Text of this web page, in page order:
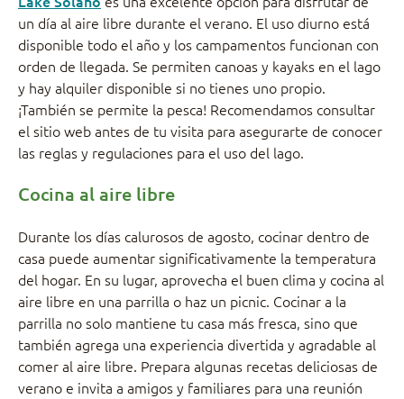
un día al aire libre durante el verano. El uso diurno está
disponible todo el año y los campamentos funcionan con
orden de llegada. Se permiten canoas y kayaks en el lago
y hay alquiler disponible si no tienes uno propio.
¡También se permite la pesca! Recomendamos consultar
el sitio web antes de tu visita para asegurarte de conocer
las reglas y regulaciones para el uso del lago.
Cocina al aire libre
Durante los días calurosos de agosto, cocinar dentro de
casa puede aumentar significativamente la temperatura
del hogar. En su lugar, aprovecha el buen clima y cocina al
aire libre en una parrilla o haz un picnic. Cocinar a la
parrilla no solo mantiene tu casa más fresca, sino que
también agrega una experiencia divertida y agradable al
comer al aire libre. Prepara algunas recetas deliciosas de
verano e invita a amigos y familiares para una reunión